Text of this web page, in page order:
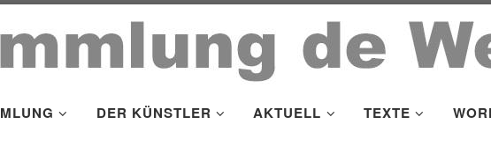
DER KÜNSTLER AKTUELL TEXTE